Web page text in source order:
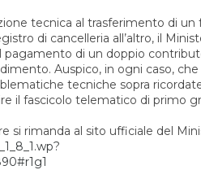
tecnica al trasferimento di un
di cancelleria all’altro, il
pagamento di un doppio
Auspico, in ogni caso,
tecniche sopra
il fascicolo telematico di primo
si rimanda al sito ufficiale del